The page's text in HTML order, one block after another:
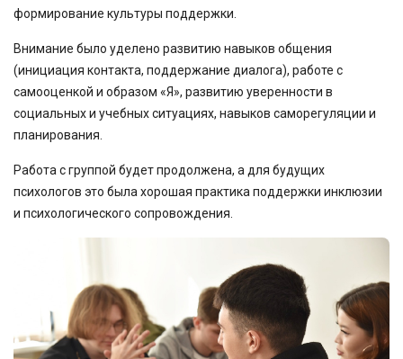
формирование культуры поддержки.
Внимание было уделено развитию навыков общения
(инициация контакта, поддержание диалога), работе с
самооценкой и образом «Я», развитию уверенности в
социальных и учебных ситуациях, навыков саморегуляции и
планирования.
Работа с группой будет продолжена, а для будущих
психологов это была хорошая практика поддержки инклюзии
и психологического сопровождения.